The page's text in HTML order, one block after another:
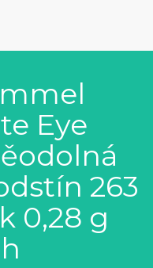
Eye
263
0,28 g